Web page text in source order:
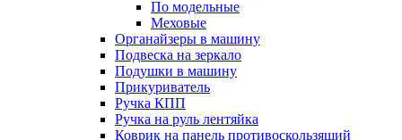
По модельные
Меховые
Органайзеры в машину
Подвеска на зеркало
Подушки в машину
Прикуриватель
Ручка КПП
Ручка на руль лентяйка
Коврик на панель противоскользящий